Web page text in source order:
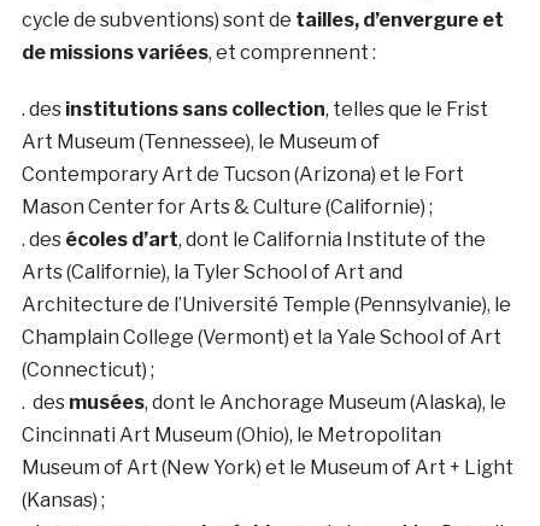
cycle de subventions) sont de tailles, d’envergure et
de missions variées, et comprennent :
. des institutions sans collection, telles que le Frist
Art Museum (Tennessee), le Museum of
Contemporary Art de Tucson (Arizona) et le Fort
Mason Center for Arts & Culture (Californie) ;
. des écoles d’art, dont le California Institute of the
Arts (Californie), la Tyler School of Art and
Architecture de l’Université Temple (Pennsylvanie), le
Champlain College (Vermont) et la Yale School of Art
(Connecticut) ;
. des musées, dont le Anchorage Museum (Alaska), le
Cincinnati Art Museum (Ohio), le Metropolitan
Museum of Art (New York) et le Museum of Art + Light
(Kansas) ;